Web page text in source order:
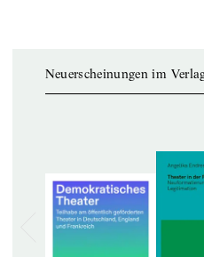
Neuerscheinungen im